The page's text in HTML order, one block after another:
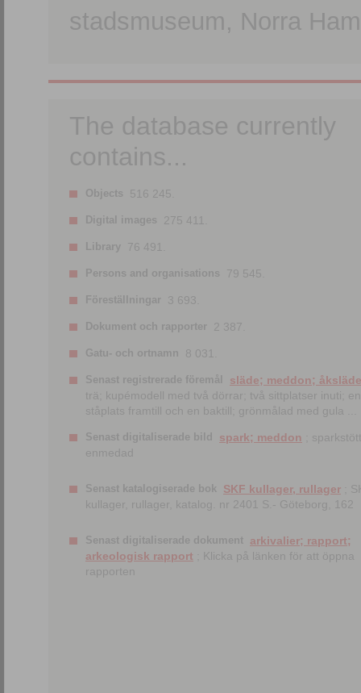
stadsmuseum, Norra
The database currently
contains...
Objects 516 245.
Digital images 275 411.
Library 76 491.
Persons and organisations 79 545.
Föreställningar 3 693.
Dokument och rapporter 2 387.
Gatu- och ortnamn 8 031.
Senast registrerade föremål
släde; meddon; åksläde
trä; kupémodell med två dörrar; två sittplatser inuti; en
ståplats framtill och en baktill; grönmålad med gula ...
Senast digitaliserade bild spark; meddon ;
enmedad
Senast katalogiserade bok SKF kullager, rullager ;
kullager, rullager, katalog. nr 2401 S.- Göteborg, 162
Senast digitaliserade dokument arkivalier; rapport;
arkeologisk rapport ; Klicka på länken för att öppna
rapporten